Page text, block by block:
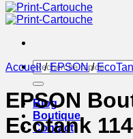
Recherche
pour :
Blog
Boutique
Contact
Accueil / EPSON /
EPSON
Ecotank